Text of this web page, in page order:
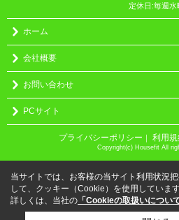
定休日:毎週水
ホーム
会社概要
お問い合わせ
PCサイト
プライバシーポリシー ｜ 利用規
Copyright(c) Housefit All
当サイトでは、お客様の当サイト利用状況
して、クッキー（Cookie）を使用しています
詳しくは、当社の 「Cookieの取扱いについて